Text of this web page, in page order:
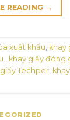
READING →
xuất khẩu, khay
, khay giấy đóng
Techper,